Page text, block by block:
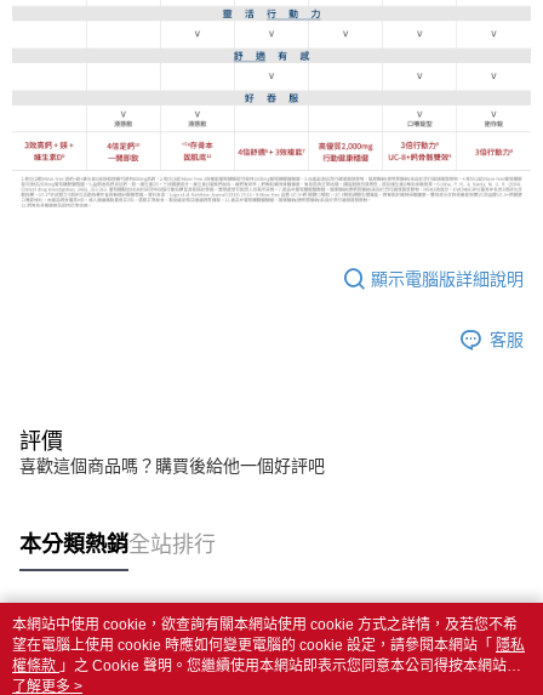
顯示電腦版詳細說明
客服
評價
喜歡這個商品嗎？購買後給他一個好評吧
本分類熱銷全站排行
熱門標籤
本網站中使用 cookie，欲查詢有關本網站使用 cookie 方式之詳情，及若您不希
望在電腦上使用 cookie 時應如何變更電腦的 cookie 設定，請參閱本網站「 隱私
權條款 」之 Cookie 聲明。您繼續使用本網站即表示您同意本公司得按本網站使
用條款之 Cookie 聲明使用 cookie。
了解更多 >